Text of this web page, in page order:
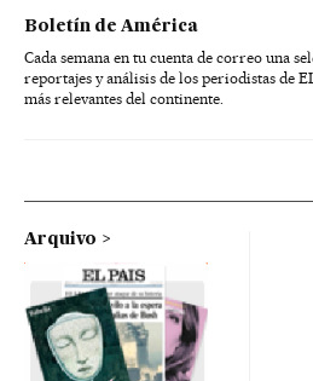
Boletín de América
Cada semana en tu cuenta de correo una
reportajes y análisis de los periodistas de
más relevantes del continente.
Arquivo